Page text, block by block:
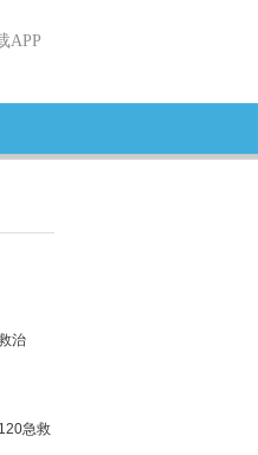
APP
治
急救